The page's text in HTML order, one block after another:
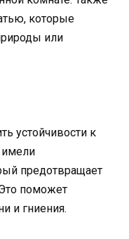
которые
или
устойчивости к
имели
предотвращает
поможет
и гниения.